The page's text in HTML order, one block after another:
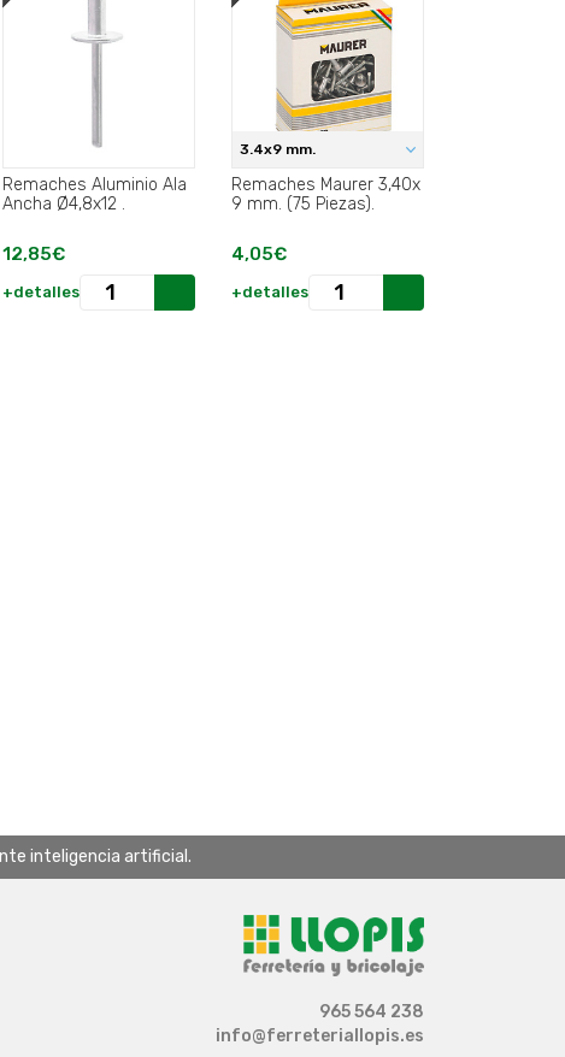
Remaches Aluminio Ala
Ancha Ø4,8x12 .
12,85€
+detalles
3.4x9 mm.
Remaches Maurer 3,40x
9 mm. (75 Piezas).
4,05€
+detalles
inteligencia artificial.
965 564 238
info@ferreteriallopis.es